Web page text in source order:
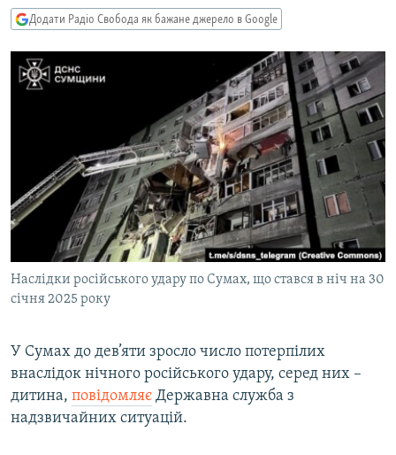
пошуку
УКРАЇНА
ТИ ЯК?
СХЕМИ
СПЕЦПРОЄКТИ
ПОДКАСТИ
КРИМ РЕАЛІЇ
РУС
КТАТ
ДОЛУЧАЙСЯ!
Додати Радіо Свобода як бажане джерело в Google
Наслідки російського удару по Сумах, що стався в ніч на 30
січня 2025 року
У Сумах до дев’яти зросло число потерпілих
внаслідок нічного російського удару, серед них –
дитина, повідомляє Державна служба з
надзвичайних ситуацій.